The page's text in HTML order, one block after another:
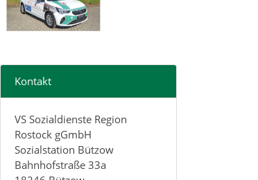
Kontakt
VS Sozialdienste Region
Rostock gGmbH
Sozialstation Bützow
Bahnhofstraße 33a